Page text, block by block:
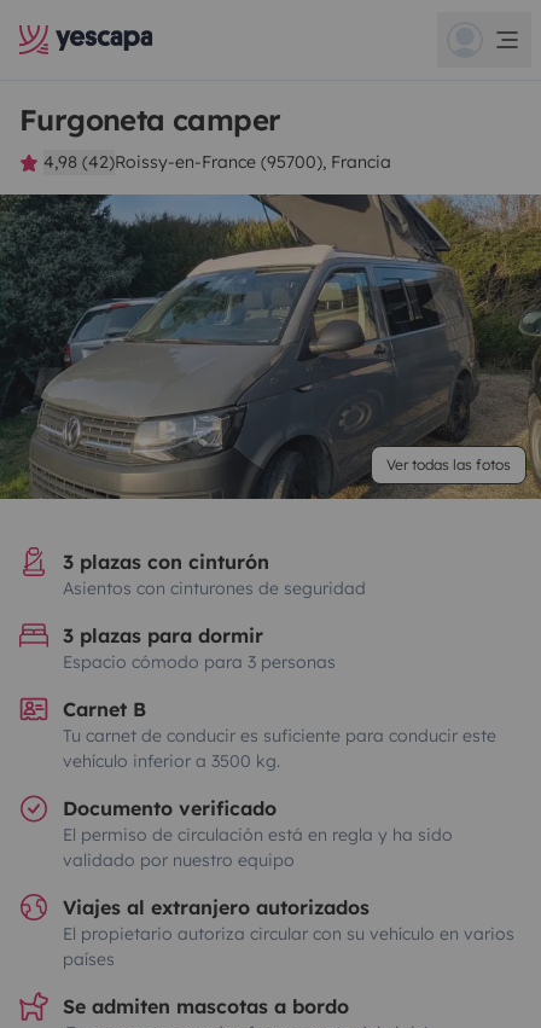
Furgoneta camper
4,98 (42)Roissy-en-France (95700), Francia
Ver todas las fotos
3 plazas con cinturón
Asientos con cinturones de seguridad
3 plazas para dormir
Espacio cómodo para 3 personas
Carnet B
Tu carnet de conducir es suficiente para conducir este
vehículo inferior a 3500 kg.
Documento verificado
El permiso de circulación está en regla y ha sido
validado por nuestro equipo
Viajes al extranjero autorizados
El propietario autoriza circular con su vehículo en varios
países
Se admiten mascotas a bordo